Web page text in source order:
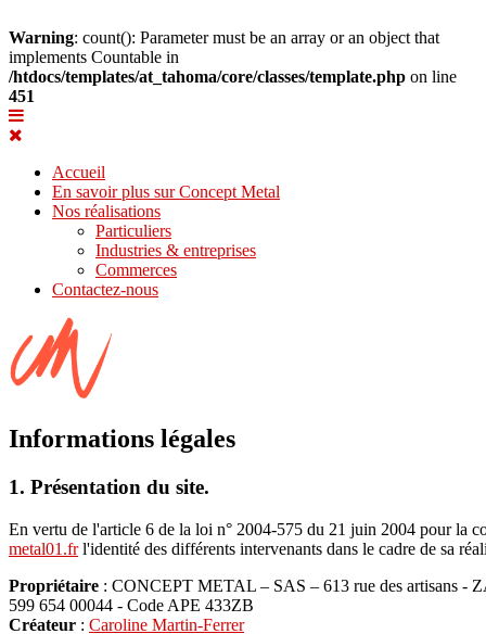
Warning: count(): Parameter must be an array or an object that
implements Countable in
/htdocs/templates/at_tahoma/core/classes/template.php on line
451
Accueil
En savoir plus sur Concept Metal
Nos réalisations
Particuliers
Industries & entreprises
Commerces
Contactez-nous
Informations légales
1. Présentation du site.
En vertu de l'article 6 de la loi n° 2004-575 du 21 juin 2004 pour la
metal01.frl'identité des différents intervenants dans le cadre de sa
Propriétaire : CONCEPT METAL – SAS – 613 rue des artisans -
599 654 00044 - Code APE 433ZB
Créateur : Caroline Martin-Ferrer